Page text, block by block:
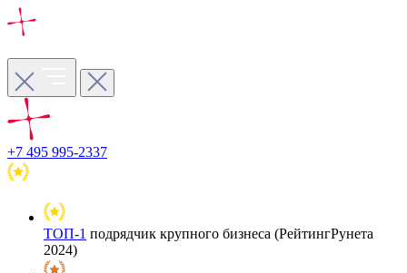
+7 495 995-2337
ТОП-1 подрядчик крупного бизнеса (РейтингРунета
2024)